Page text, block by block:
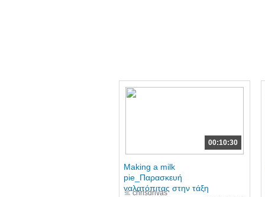
00:10:30
Making a milk
pie_Παρασκευή
γαλατόπιτας στην τάξη
chrisdrivas